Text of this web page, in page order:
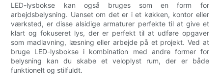
LED-lysbokse kan også bruges som en form for
arbejdsbelysning. Uanset om det er i et køkken, kontor eller
værksted, er disse alsidige armaturer perfekte til at give et
klart og fokuseret lys, der er perfekt til at udføre opgaver
som madlavning, læsning eller arbejde på et projekt. Ved at
bruge LED-lysbokse i kombination med andre former for
belysning kan du skabe et veloplyst rum, der er både
funktionelt og stilfuldt.